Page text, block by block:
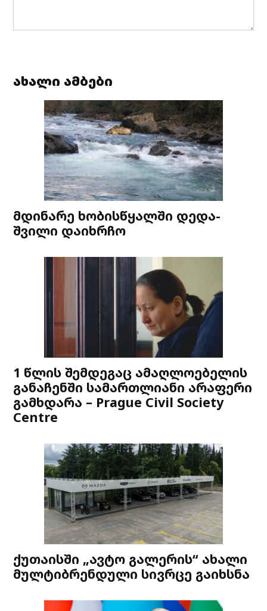
ახალი ამბები
მდინარე ხობისწყალში დედა-
შვილი დაიხრჩო
1 წლის შემდეგაც ამაღლოებელის
განაჩენში სამართლიანი არაფერი
გამხდარა – Prague Civil Society
Centre
ქუთაისში „ავტო გალერის“ ახალი
მულტიბრენდული სივრცე გაიხსნა